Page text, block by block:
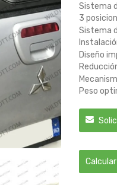
Sistema
3
Sistema
Diseño
Peso